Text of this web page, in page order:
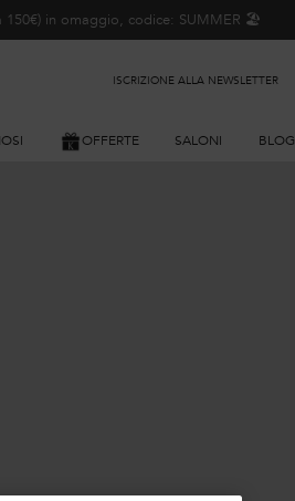
150€) in omaggio, codice: SUMMER 🏖️
ISCRIZIONE ALLA NEWSLETTER
OFFERTE SALONI BLOG